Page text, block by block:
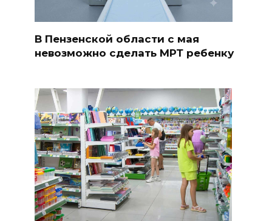
В Пензенской области с мая
невозможно сделать МРТ ребенку